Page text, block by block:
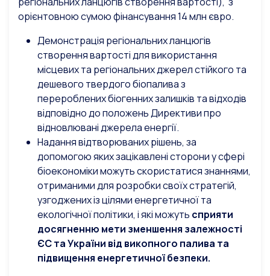
орієнтовною сумою фінансування 14 млн євро.
Демонстрація регіональних ланцюгів
створення вартості для використання
місцевих та регіональних джерел стійкого та
дешевого твердого біопалива з
перероблених біогенних залишків та відходів
відповідно до положень Директиви про
відновлювані джерела енергії.
Надання відтворюваних рішень, за
допомогою яких зацікавлені сторони у сфері
біоекономіки можуть скористатися знаннями,
отриманими для розробки своїх стратегій,
узгоджених із цілями енергетичної та
екологічної політики, і які можуть сприяти
досягненню мети зменшення залежності
ЄС та України від викопного палива та
підвищення енергетичної безпеки.